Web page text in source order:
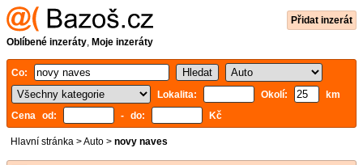
Přidat inzerát
Oblíbené inzeráty, Moje inzeráty
Co:
Lokalita:
Okolí:
km
Cena od:
- do: Kč
Hlavní stránka >Auto > novy naves